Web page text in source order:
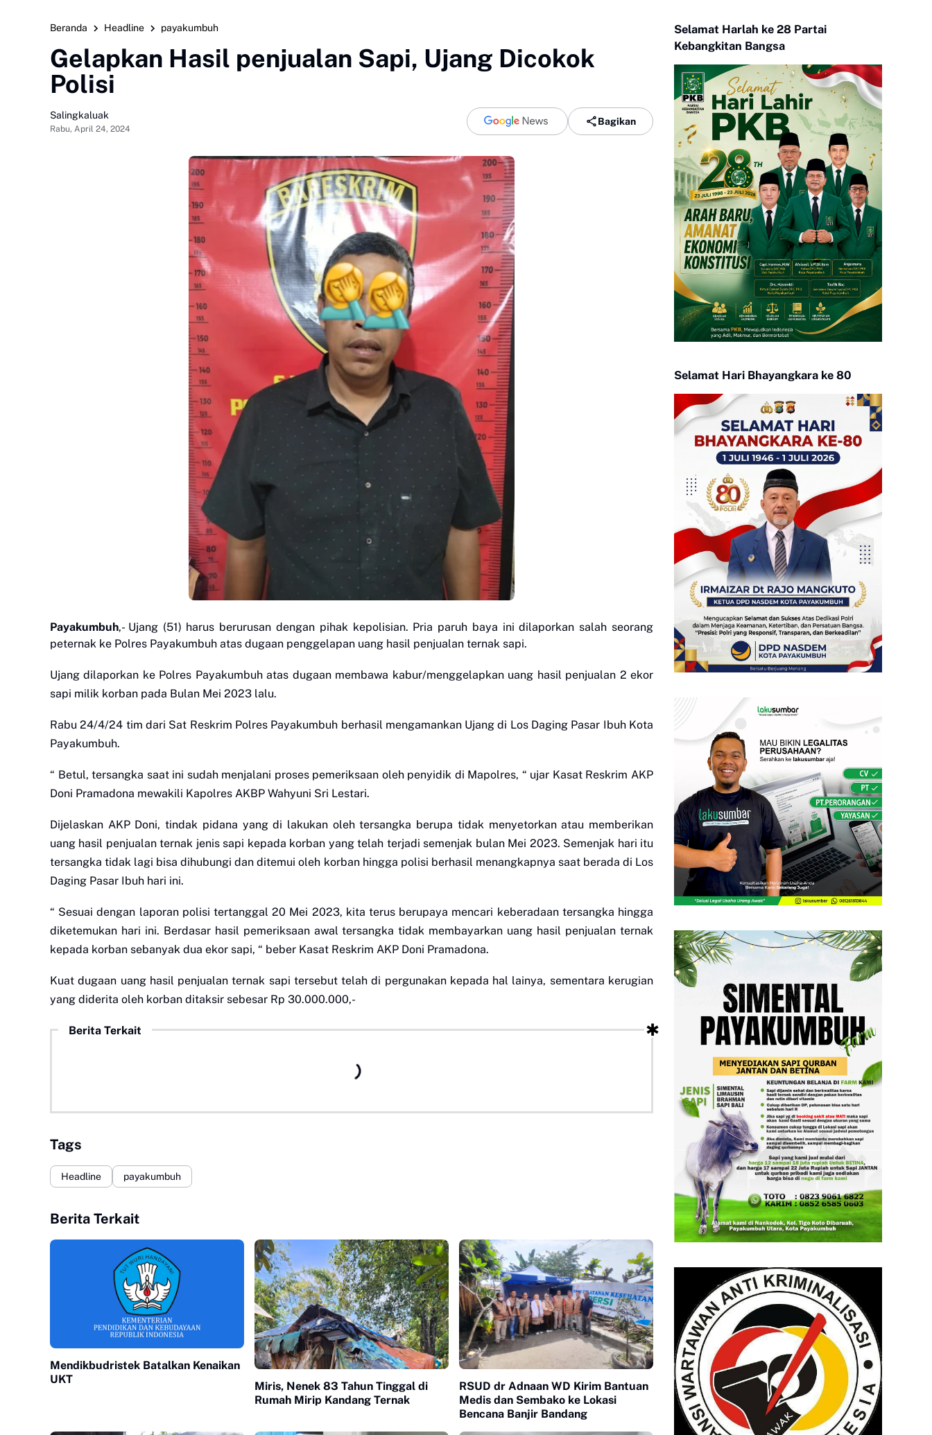
Beranda Headline payakumbuh
Gelapkan Hasil penjualan Sapi, Ujang Dicokok
Polisi
Salingkaluak
Rabu, April 24, 2024
Bagikan
Payakumbuh,- Ujang (51) harus berurusan dengan pihak kepolisian. Pria paruh baya ini dilaporkan salah seorang
peternak ke Polres Payakumbuh atas dugaan penggelapan uang hasil penjualan ternak sapi.
Ujang dilaporkan ke Polres Payakumbuh atas dugaan membawa kabur/menggelapkan uang hasil penjualan 2 ekor
sapi milik korban pada Bulan Mei 2023 lalu.
Rabu 24/4/24 tim dari Sat Reskrim Polres Payakumbuh berhasil mengamankan Ujang di Los Daging Pasar Ibuh Kota
Payakumbuh.
“ Betul, tersangka saat ini sudah menjalani proses pemeriksaan oleh penyidik di Mapolres, “ ujar Kasat Reskrim AKP
Doni Pramadona mewakili Kapolres AKBP Wahyuni Sri Lestari.
Dijelaskan AKP Doni, tindak pidana yang di lakukan oleh tersangka berupa tidak menyetorkan atau memberikan
uang hasil penjualan ternak jenis sapi kepada korban yang telah terjadi semenjak bulan Mei 2023. Semenjak hari itu
tersangka tidak lagi bisa dihubungi dan ditemui oleh korban hingga polisi berhasil menangkapnya saat berada di Los
Daging Pasar Ibuh hari ini.
“ Sesuai dengan laporan polisi tertanggal 20 Mei 2023, kita terus berupaya mencari keberadaan tersangka hingga
diketemukan hari ini. Berdasar hasil pemeriksaan awal tersangka tidak membayarkan uang hasil penjualan ternak
kepada korban sebanyak dua ekor sapi, “ beber Kasat Reskrim AKP Doni Pramadona.
Kuat dugaan uang hasil penjualan ternak sapi tersebut telah di pergunakan kepada hal lainya, sementara kerugian
yang diderita oleh korban ditaksir sebesar Rp 30.000.000,-
Berita Terkait
Tags
Headline payakumbuh
Berita Terkait
Mendikbudristek Batalkan Kenaikan
UKT
Miris, Nenek 83 Tahun Tinggal di
Rumah Mirip Kandang Ternak
RSUD dr Adnaan WD Kirim Bantuan
Medis dan Sembako ke Lokasi
Bencana Banjir Bandang
Selamat Harlah ke 28 Partai
Kebangkitan Bangsa
Selamat Hari Bhayangkara ke 80